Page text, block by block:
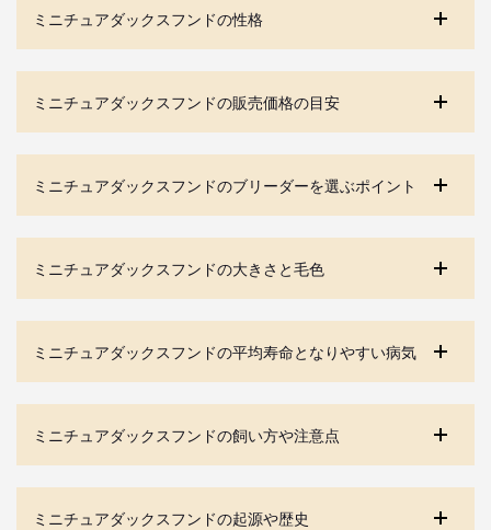
ミニチュアダックスフンドの性格
ミニチュアダックスフンドの販売価格の目安
ミニチュアダックスフンドのブリーダーを選ぶポイント
ミニチュアダックスフンドの大きさと毛色
ミニチュアダックスフンドの平均寿命となりやすい病気
ミニチュアダックスフンドの飼い方や注意点
ミニチュアダックスフンドの起源や歴史